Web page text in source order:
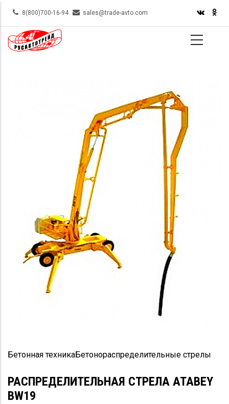
Skip
main
content
8(800)700-16-94 sales@trade-avto.com
Бетонная техникаБетонораспределительные стрелы
РАСПРЕДЕЛИТЕЛЬНАЯ СТРЕЛА ATABEY
BW19